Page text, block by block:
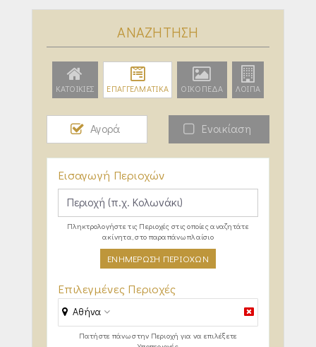
ΑΝΑΖΗΤΗΣΗ
ΚΑΤΟΙΚΙΕΣ ΕΠΑΓΓΕΛΜΑΤΙΚΑ ΟΙΚΟΠΕΔΑ ΛΟΙΠΑ
Αγορά Ενοικίαση
Εισαγωγή Περιοχών
Πληκτρολογήστε τις Περιοχές στις οποίες αναζητάτε
ακίνητα, στο παραπάνω πλαίσιο
ΕΝΗΜΕΡΩΣΗ ΠΕΡΙΟΧΩΝ
Επιλεγμένες Περιοχές
Αθήνα
Πατήστε πάνω στην Περιοχή για να επιλέξετε